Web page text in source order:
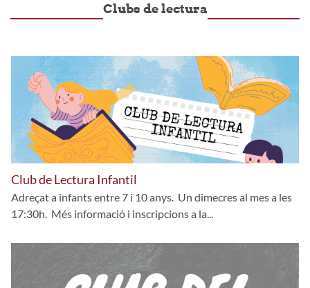
Clubs de lectura
Club de Lectura Infantil
Adreçat a infants entre 7 i 10 anys. Un dimecres al mes a les
17:30h. Més informació i inscripcions a la...